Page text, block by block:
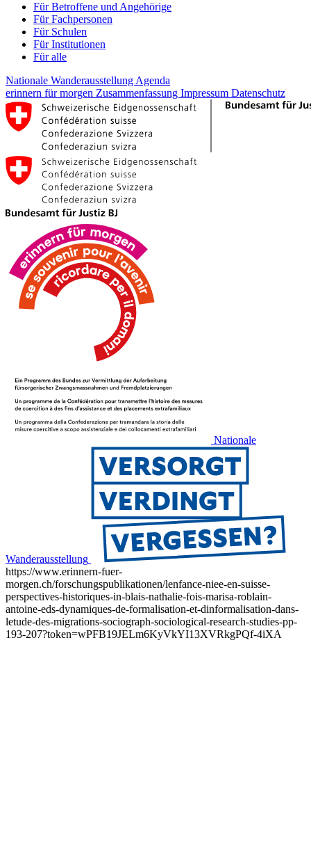
Für Betroffene und Angehörige
Für Fachpersonen
Für Schulen
Für Institutionen
Für alle
Nationale Wanderausstellung Agenda
erinnern für morgen Zusammenfassung Impressum Datenschutz
Nationale
Wanderausstellung
https://www.erinnern-fuer-
morgen.ch/forschungspublikationen/lenfance-niee-en-suisse-
perspectives-historiques-in-blais-nathalie-fois-marisa-roblain-
antoine-eds-dynamiques-de-formalisation-et-dinformalisation-dans-
letude-des-migrations-sociograph-sociological-research-studies-pp-
193-207?token=wPFB19JELm6KyVkYI13XVRkgPQf-4iXA